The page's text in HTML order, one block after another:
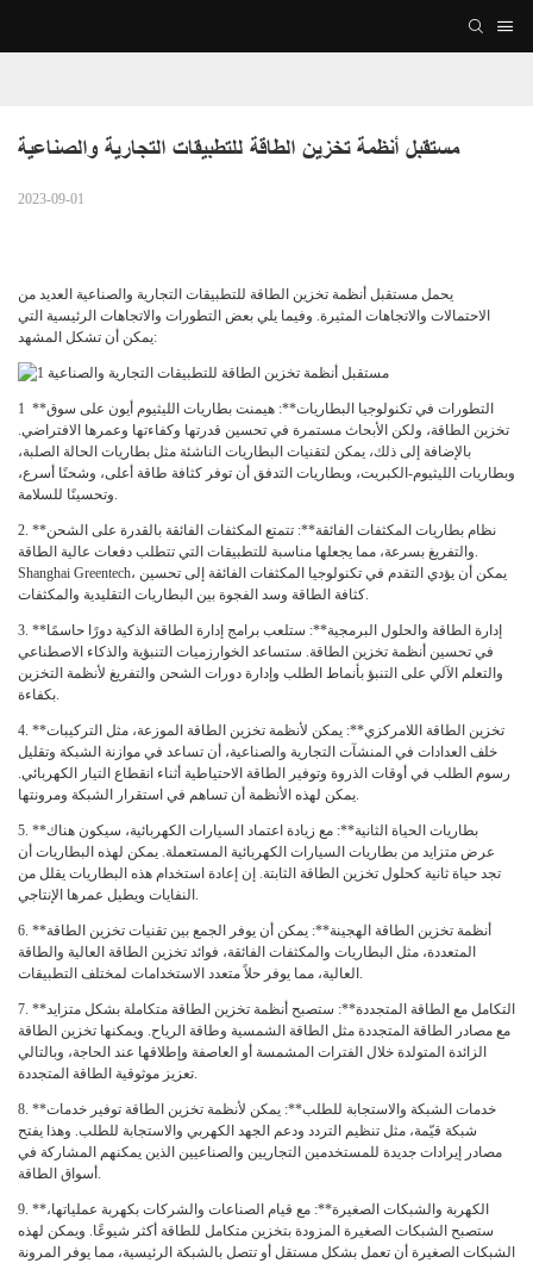
مستقبل أنظمة تخزين الطاقة للتطبيقات التجارية والصناعية
2023-09-01
يحمل مستقبل أنظمة تخزين الطاقة للتطبيقات التجارية والصناعية العديد من
الاحتمالات والاتجاهات المثيرة. وفيما يلي بعض التطورات والاتجاهات الرئيسية التي
يمكن أن تشكل المشهد:
1 **التطورات في تكنولوجيا البطاريات**: هيمنت بطاريات الليثيوم أيون على سوق
تخزين الطاقة، ولكن الأبحاث مستمرة في تحسين قدرتها وكفاءتها وعمرها الافتراضي.
بالإضافة إلى ذلك، يمكن لتقنيات البطاريات الناشئة مثل بطاريات الحالة الصلبة،
وبطاريات الليثيوم-الكبريت، وبطاريات التدفق أن توفر كثافة طاقة أعلى، وشحنًا أسرع،
وتحسينًا للسلامة.
2. **نظام بطاريات المكثفات الفائقة**: تتمتع المكثفات الفائقة بالقدرة على الشحن
والتفريغ بسرعة، مما يجعلها مناسبة للتطبيقات التي تتطلب دفعات عالية الطاقة.
Shanghai Greentech، يمكن أن يؤدي التقدم في تكنولوجيا المكثفات الفائقة إلى تحسين
كثافة الطاقة وسد الفجوة بين البطاريات التقليدية والمكثفات.
3. **إدارة الطاقة والحلول البرمجية**: ستلعب برامج إدارة الطاقة الذكية دورًا حاسمًا
في تحسين أنظمة تخزين الطاقة. ستساعد الخوارزميات التنبؤية والذكاء الاصطناعي
والتعلم الآلي على التنبؤ بأنماط الطلب وإدارة دورات الشحن والتفريغ لأنظمة التخزين
بكفاءة.
4. **تخزين الطاقة اللامركزي**: يمكن لأنظمة تخزين الطاقة الموزعة، مثل التركيبات
خلف العدادات في المنشآت التجارية والصناعية، أن تساعد في موازنة الشبكة وتقليل
رسوم الطلب في أوقات الذروة وتوفير الطاقة الاحتياطية أثناء انقطاع التيار الكهربائي.
يمكن لهذه الأنظمة أن تساهم في استقرار الشبكة ومرونتها.
5. **بطاريات الحياة الثانية**: مع زيادة اعتماد السيارات الكهربائية، سيكون هناك
عرض متزايد من بطاريات السيارات الكهربائية المستعملة. يمكن لهذه البطاريات أن
تجد حياة ثانية كحلول تخزين الطاقة الثابتة. إن إعادة استخدام هذه البطاريات يقلل من
النفايات ويطيل عمرها الإنتاجي.
6. **أنظمة تخزين الطاقة الهجينة**: يمكن أن يوفر الجمع بين تقنيات تخزين الطاقة
المتعددة، مثل البطاريات والمكثفات الفائقة، فوائد تخزين الطاقة العالية والطاقة
العالية، مما يوفر حلاً متعدد الاستخدامات لمختلف التطبيقات.
7. **التكامل مع الطاقة المتجددة**: ستصبح أنظمة تخزين الطاقة متكاملة بشكل متزايد
مع مصادر الطاقة المتجددة مثل الطاقة الشمسية وطاقة الرياح. ويمكنها تخزين الطاقة
الزائدة المتولدة خلال الفترات المشمسة أو العاصفة وإطلاقها عند الحاجة، وبالتالي
تعزيز موثوقية الطاقة المتجددة.
8. **خدمات الشبكة والاستجابة للطلب**: يمكن لأنظمة تخزين الطاقة توفير خدمات
شبكة قيّمة، مثل تنظيم التردد ودعم الجهد الكهربي والاستجابة للطلب. وهذا يفتح
مصادر إيرادات جديدة للمستخدمين التجاريين والصناعيين الذين يمكنهم المشاركة في
أسواق الطاقة.
9. **الكهربة والشبكات الصغيرة**: مع قيام الصناعات والشركات بكهربة عملياتها،
ستصبح الشبكات الصغيرة المزودة بتخزين متكامل للطاقة أكثر شيوعًا. ويمكن لهذه
الشبكات الصغيرة أن تعمل بشكل مستقل أو تتصل بالشبكة الرئيسية، مما يوفر المرونة